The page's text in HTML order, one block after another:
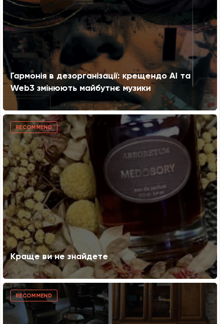
Гармонія в дезорганізації: крещендо AI та
Web3 змінюють майбутнє музики
RECOMMEND
Краще ви не знайдете
RECOMMEND